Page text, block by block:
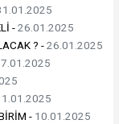
-26.01.2025
? -26.01.2025
- 10.01.2025